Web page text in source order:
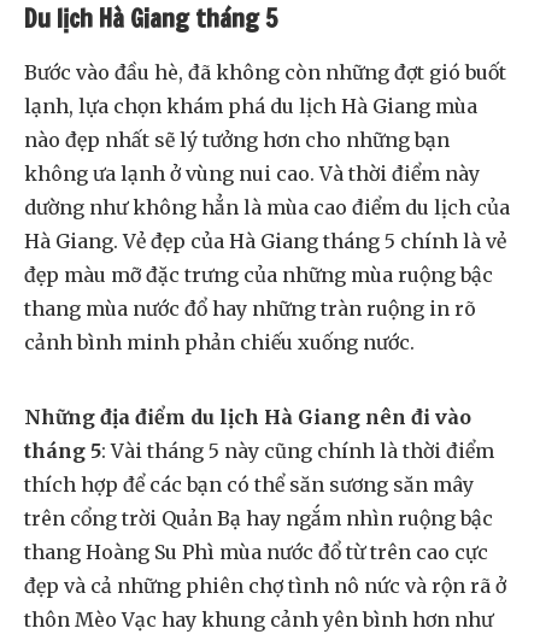
Du lịch Hà Giang tháng 5
Bước vào đầu hè, đã không còn những đợt gió buốt
lạnh, lựa chọn khám phá du lịch Hà Giang mùa
nào đẹp nhất sẽ lý tưởng hơn cho những bạn
không ưa lạnh ở vùng nui cao. Và thời điểm này
dường như không hẳn là mùa cao điểm du lịch của
Hà Giang. Vẻ đẹp của Hà Giang tháng 5 chính là vẻ
đẹp màu mỡ đặc trưng của những mùa ruộng bậc
thang mùa nước đổ hay những tràn ruộng in rõ
cảnh bình minh phản chiếu xuống nước.
Những địa điểm du lịch Hà Giang nên đi vào
tháng 5: Vài tháng 5 này cũng chính là thời điểm
thích hợp để các bạn có thể săn sương săn mây
trên cổng trời Quản Bạ hay ngắm nhìn ruộng bậc
thang Hoàng Su Phì mùa nước đổ từ trên cao cực
đẹp và cả những phiên chợ tình nô nức và rộn rã ở
thôn Mèo Vạc hay khung cảnh yên bình hơn như